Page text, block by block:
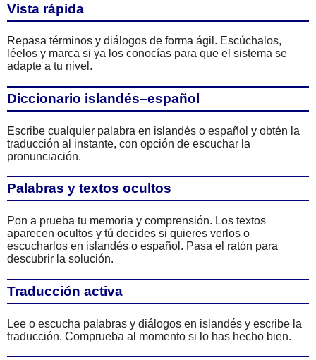
Vista rápida
Repasa términos y diálogos de forma ágil. Escúchalos,
léelos y marca si ya los conocías para que el sistema se
adapte a tu nivel.
Diccionario islandés–español
Escribe cualquier palabra en islandés o español y obtén la
traducción al instante, con opción de escuchar la
pronunciación.
Palabras y textos ocultos
Pon a prueba tu memoria y comprensión. Los textos
aparecen ocultos y tú decides si quieres verlos o
escucharlos en islandés o español. Pasa el ratón para
descubrir la solución.
Traducción activa
Lee o escucha palabras y diálogos en islandés y escribe la
traducción. Comprueba al momento si lo has hecho bien.